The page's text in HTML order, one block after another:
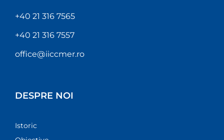
+40 21 316 7565
+40 21 316 7557
office@iiccmer.ro
DESPRE NOI
Istoric